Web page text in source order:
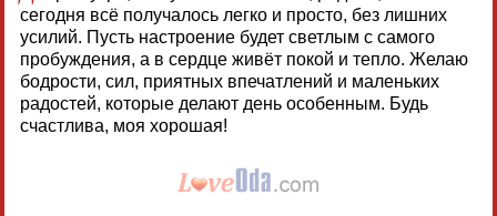
сегодня всё получалось легко и просто, без лишних
усилий. Пусть настроение будет светлым с самого
пробуждения, а в сердце живёт покой и тепло. Желаю
бодрости, сил, приятных впечатлений и маленьких
радостей, которые делают день особенным. Будь
счастлива, моя хорошая!